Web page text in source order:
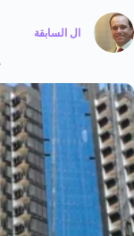
ال السابقة